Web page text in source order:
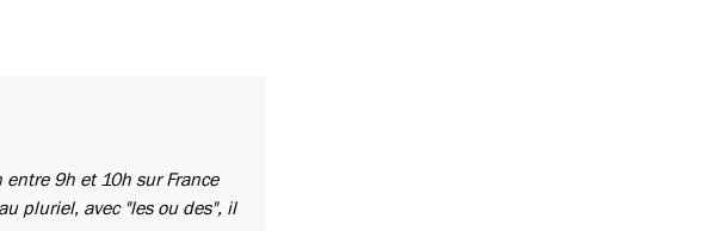
9h et 10h sur France
pluriel, avec "les ou des", il